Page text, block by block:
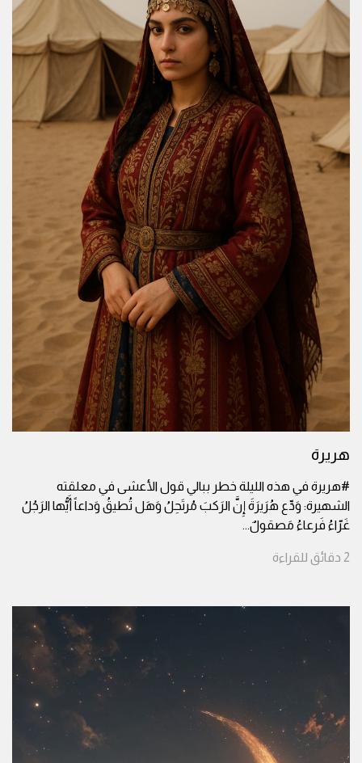
هريرة
#هريرة في هذه الليلة خطر ببالي قول الأعشى في معلقته
الشهيرة: وَدِّع هُرَيرَةَ إِنَّ الرَكبَ مُرتَحِلُ وَهَل تُطيقُ وَداعاً أَيُّها الرَجُلُ
غَرّاءُ فَرعاءُ مَصقولٌ...
2 دقائق للقراءة